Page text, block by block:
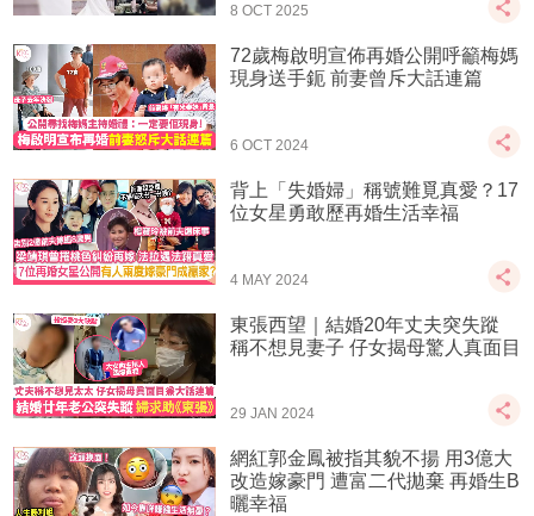
8 OCT 2025
72歲梅啟明宣佈再婚公開呼籲梅媽
現身送手鈪 前妻曾斥大話連篇
6 OCT 2024
背上「失婚婦」稱號難覓真愛？17
位女星勇敢歷再婚生活幸福
4 MAY 2024
東張西望｜結婚20年丈夫突失蹤
稱不想見妻子 仔女揭母驚人真面目
29 JAN 2024
網紅郭金鳳被指其貌不揚 用3億大
改造嫁豪門 遭富二代拋棄 再婚生B
曬幸福